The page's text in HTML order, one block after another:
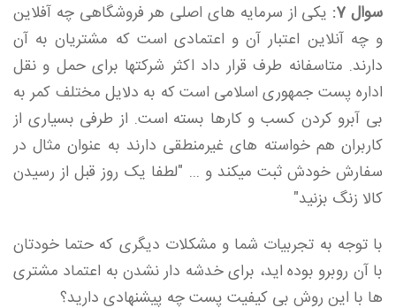
سوال 7:
یکی از سرمایه های اصلی هر فروشگاهی چه آفلاین
و چه آنلاین اعتبار آن و اعتمادی است که مشتریان به آن
دارند. متاسفانه طرف قرار داد اکثر شرکتها برای حمل و نقل
اداره پست جمهوری اسلامی است که به دلایل مختلف کمر به
بی آبرو کردن کسب و کارها بسته است. از طرفی بسیاری از
کاربران هم خواسته های غیرمنطقی دارند به عنوان مثال در
سفارش خودش ثبت میکند و ... "لطفا یک روز قبل از رسیدن
کالا زنگ بزنید"
با توجه به تجربیات شما و مشکلات دیگری که حتما خودتان
با آن روبرو بوده اید، برای خدشه دار نشدن به اعتماد مشتری
ها با این روش بی کیفیت پست چه پیشنهادی دارید؟